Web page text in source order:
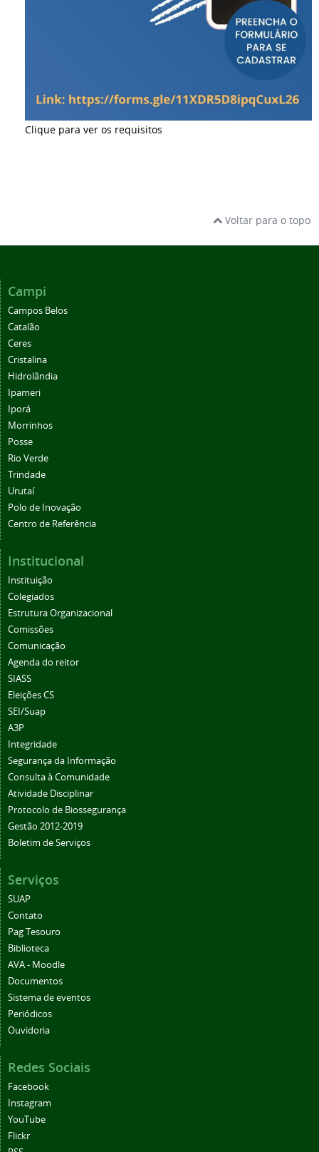
Clique para ver os requisitos
Voltar para o topo
Campi
Campos Belos
Catalão
Ceres
Cristalina
Hidrolândia
Ipameri
Iporá
Morrinhos
Posse
Rio Verde
Trindade
Urutaí
Polo de Inovação
Centro de Referência
Institucional
Instituição
Colegiados
Estrutura Organizacional
Comissões
Comunicação
Agenda do reitor
SIASS
Eleições CS
SEI/Suap
A3P
Integridade
Segurança da Informação
Consulta à Comunidade
Atividade Disciplinar
Protocolo de Biossegurança
Gestão 2012-2019
Boletim de Serviços
Serviços
SUAP
Contato
Pag Tesouro
Biblioteca
AVA - Moodle
Documentos
Sistema de eventos
Periódicos
Ouvidoria
Redes Sociais
Facebook
Instagram
YouTube
Flickr